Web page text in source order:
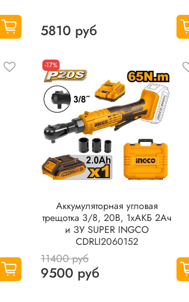
5810 руб
-17%
Аккумуляторная угловая
трещотка 3/8, 20В, 1хАКБ 2Ач
и ЗУ SUPER INGCO
CDRLI2060152
11400 руб
9500 руб